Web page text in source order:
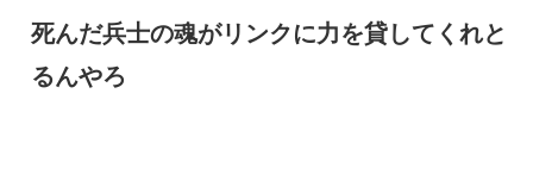
死んだ兵士の魂がリンクに力を貸してくれと
るんやろ